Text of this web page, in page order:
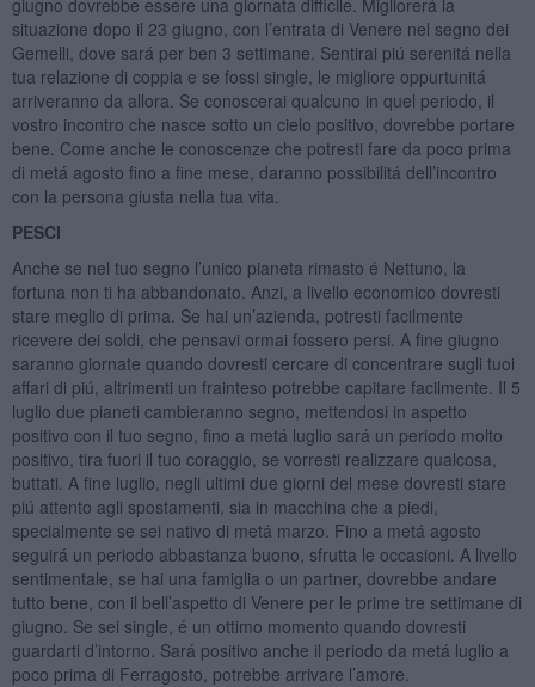
situazione dopo il 23 giugno, con l’entrata di Venere nel segno dei
Gemelli, dove sará per ben 3 settimane. Sentirai piú serenitá nella
tua relazione di coppia e se fossi single, le migliore oppurtunitá
arriveranno da allora. Se conoscerai qualcuno in quel periodo, il
vostro incontro che nasce sotto un cielo positivo, dovrebbe portare
bene. Come anche le conoscenze che potresti fare da poco prima
di metá agosto fino a fine mese, daranno possibilitá dell’incontro
con la persona giusta nella tua vita.
PESCI
Anche se nel tuo segno l’unico pianeta rimasto é Nettuno, la
fortuna non ti ha abbandonato. Anzi, a livello economico dovresti
stare meglio di prima. Se hai un’azienda, potresti facilmente
ricevere dei soldi, che pensavi ormai fossero persi. A fine giugno
saranno giornate quando dovresti cercare di concentrare sugli tuoi
affari di piú, altrimenti un frainteso potrebbe capitare facilmente. Il 5
luglio due pianeti cambieranno segno, mettendosi in aspetto
positivo con il tuo segno, fino a metá luglio sará un periodo molto
positivo, tira fuori il tuo coraggio, se vorresti realizzare qualcosa,
buttati. A fine luglio, negli ultimi due giorni del mese dovresti stare
piú attento agli spostamenti, sia in macchina che a piedi,
specialmente se sei nativo di metá marzo. Fino a metá agosto
seguirá un periodo abbastanza buono, sfrutta le occasioni. A livello
sentimentale, se hai una famiglia o un partner, dovrebbe andare
tutto bene, con il bell’aspetto di Venere per le prime tre settimane di
giugno. Se sei single, é un ottimo momento quando dovresti
guardarti d’intorno. Sará positivo anche il periodo da metá luglio a
poco prima di Ferragosto, potrebbe arrivare l’amore.